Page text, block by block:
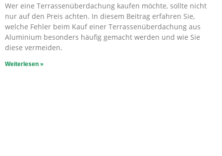
Wer eine Terrassenüberdachung kaufen möchte, sollte nicht
nur auf den Preis achten. In diesem Beitrag erfahren Sie,
welche Fehler beim Kauf einer Terrassenüberdachung aus
Aluminium besonders häufig gemacht werden und wie Sie
diese vermeiden.
Weiterlesen »